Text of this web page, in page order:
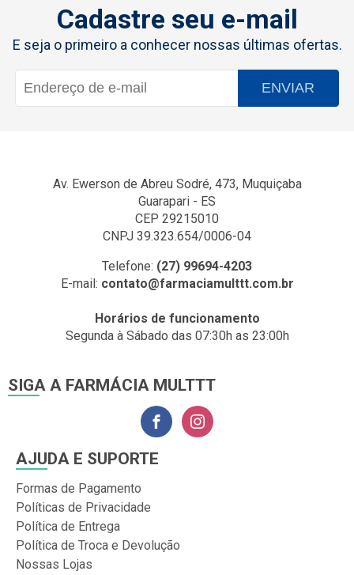
Cadastre seu e-mail
E seja o primeiro a conhecer nossas últimas ofertas.
ENVIAR
Av. Ewerson de Abreu Sodré, 473, Muquiçaba
Guarapari - ES
CEP 29215010
CNPJ 39.323.654/0006-04
Telefone: (27) 99694-4203
E-mail: contato@farmaciamulttt.com.br
Horários de funcionamento
Segunda à Sábado das 07:30h as 23:00h
SIGA A FARMÁCIA MULTTT
AJUDA E SUPORTE
Formas de Pagamento
Políticas de Privacidade
Política de Entrega
Política de Troca e Devolução
Nossas Lojas